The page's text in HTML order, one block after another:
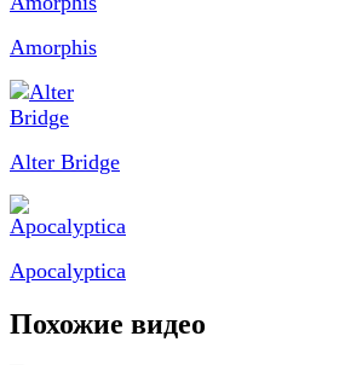
Amorphis
Alter Bridge
Apocalyptica
Похожие видео